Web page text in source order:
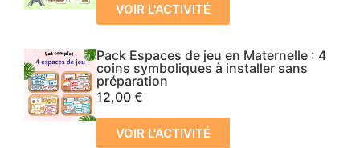
VOIR L'ACTIVITÉ
Pack Espaces de jeu en Maternelle : 4
coins symboliques à installer sans
préparation
12,00 €
VOIR L'ACTIVITÉ